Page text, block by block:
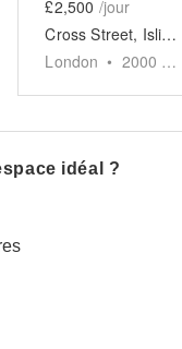
£2,500 /jour
Cross Street, Islington — The Studio Space
London • 2000
idéal ?